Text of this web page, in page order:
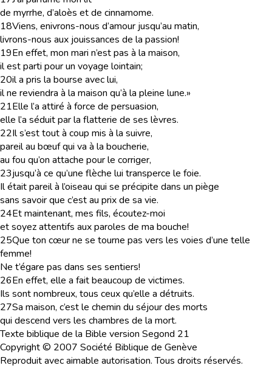
de myrrhe, d’aloès et de cinnamome.
18Viens, enivrons-nous d’amour jusqu’au matin,
livrons-nous aux jouissances de la passion!
19En effet, mon mari n’est pas à la maison,
il est parti pour un voyage lointain;
20il a pris la bourse avec lui,
il ne reviendra à la maison qu’à la pleine lune.»
21Elle l’a attiré à force de persuasion,
elle l’a séduit par la flatterie de ses lèvres.
22Il s’est tout à coup mis à la suivre,
pareil au bœuf qui va à la boucherie,
au fou qu’on attache pour le corriger,
23jusqu’à ce qu’une flèche lui transperce le foie.
Il était pareil à l’oiseau qui se précipite dans un piège
sans savoir que c’est au prix de sa vie.
24Et maintenant, mes fils, écoutez-moi
et soyez attentifs aux paroles de ma bouche!
25Que ton cœur ne se tourne pas vers les voies d’une telle
femme!
Ne t’égare pas dans ses sentiers!
26En effet, elle a fait beaucoup de victimes.
Ils sont nombreux, tous ceux qu’elle a détruits.
27Sa maison, c’est le chemin du séjour des morts
qui descend vers les chambres de la mort.
Texte biblique de la Bible version Segond 21
Copyright © 2007 Société Biblique de Genève
Reproduit avec aimable autorisation. Tous droits réservés.